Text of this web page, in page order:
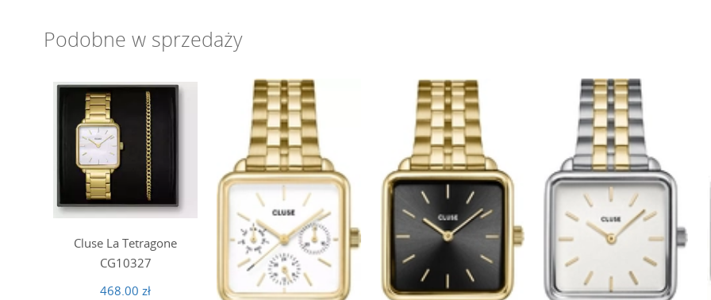
Podobne w sprzedaży
Cluse La Tetragone
CG10327
468.00 zł